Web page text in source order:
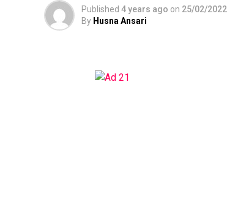
Published 4 years ago on 25/02/2022
By Husna Ansari